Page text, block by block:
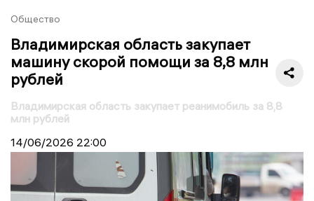
Общество
Владимирская область закупает
машину скорой помощи за 8,8 млн
рублей
Владимирская область закупает реанимобиль за 8,8
млн рублей
14/06/2026 22:00